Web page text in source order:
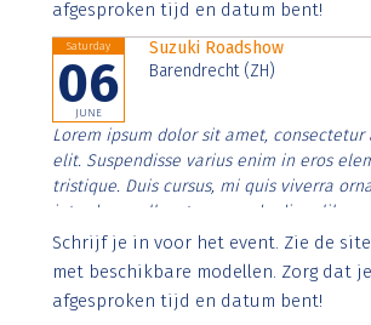
afgesproken tijd en datum bent!
Saturday
06
JUNE
Suzuki Roadshow
Barendrecht (ZH)
Lorem ipsum dolor sit amet, consectetur
elit. Suspendisse varius enim in eros
tristique. Duis cursus, mi quis viverra
interdum nulla, ut commodo diam libero
Aenean faucibus nibh et justo cursus id
imperdiet. Nunc ut sem vitae risus
Schrijf je in voor het event. Zie de
met beschikbare modellen. Zorg dat
afgesproken tijd en datum bent!